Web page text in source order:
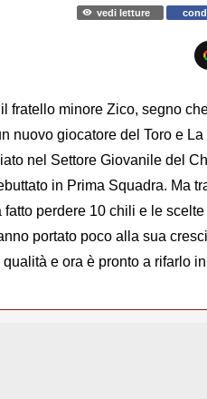
vedi letture
fratello minore Zico, segno
nuovo giocatore del Toro e
nel Settore Giovanile del
in Prima Squadra. Ma
perdere 10 chili e le
portato poco alla sua
e ora è pronto a rifarlo